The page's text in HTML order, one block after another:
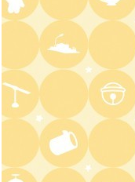
サク
場】
ワンミ
深夜